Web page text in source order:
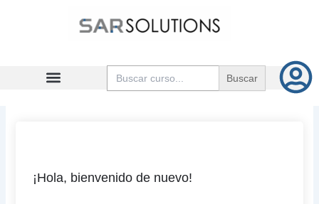
Buscar:
¡Hola, bienvenido de nuevo!